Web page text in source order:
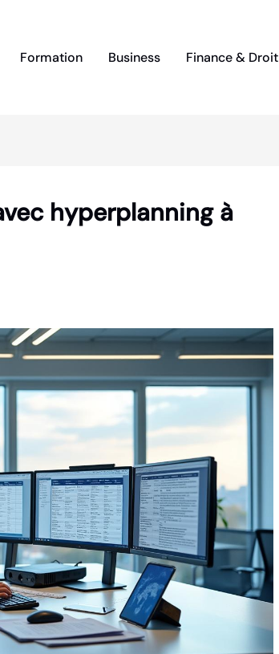
Formation Business Finance & Droit
hyperplanning à